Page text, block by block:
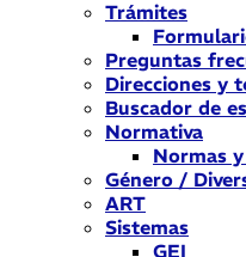
Trámites
Preguntas
Direcciones y
Buscador de
Normativa
Normas
Género /
ART
Sistemas
GEI